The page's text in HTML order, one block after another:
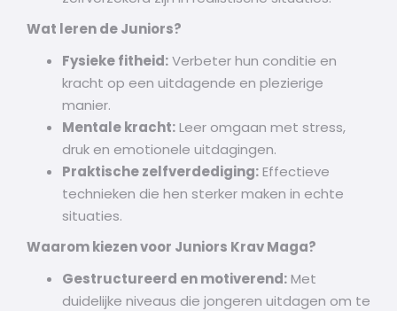
Wat leren de Juniors?
Fysieke fitheid:Verbeter hun conditie en
kracht op een uitdagende en plezierige
manier.
Mentale kracht:Leer omgaan met stress,
druk en emotionele uitdagingen.
Praktische zelfverdediging:Effectieve
technieken die hen sterker maken in echte
situaties.
Waarom kiezen voor Juniors Krav Maga?
Gestructureerd en motiverend:Met
duidelijke niveaus die jongeren uitdagen om te